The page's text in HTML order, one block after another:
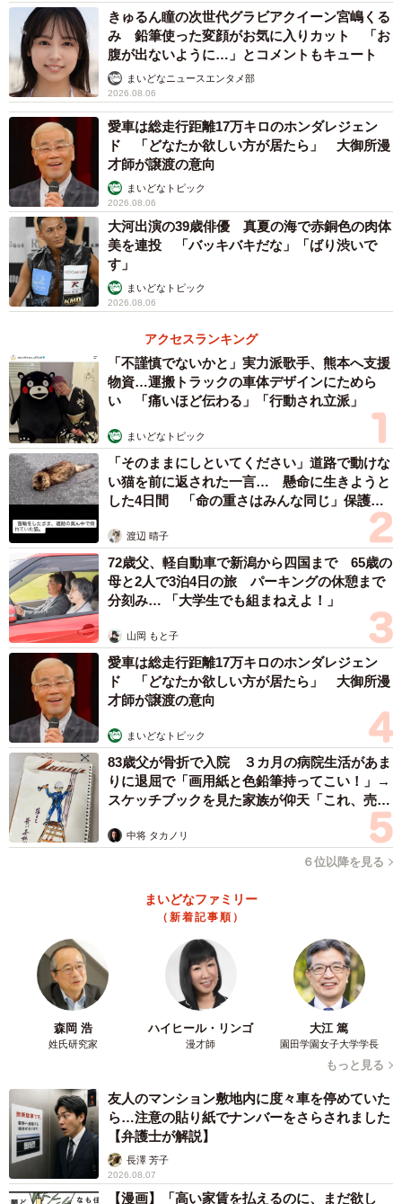
きゅるん瞳の次世代グラビアクイーン宮嶋くる
み 鉛筆使った変顔がお気に入りカット 「お
腹が出ないように…」とコメントもキュート
まいどなニュースエンタメ部
2026.08.06
愛車は総走行距離17万キロのホンダレジェン
ド 「どなたか欲しい方が居たら」 大御所漫
才師が譲渡の意向
まいどなトピック
2026.08.06
大河出演の39歳俳優 真夏の海で赤銅色の肉体
美を連投 「バッキバキだな」「ばり渋いで
す」
まいどなトピック
2026.08.06
アクセスランキング
「不謹慎でないかと」実力派歌手、熊本へ支援
物資…運搬トラックの車体デザインにためら
い 「痛いほど伝わる」「行動され立派」
まいどなトピック
「そのままにしといてください」道路で動けな
い猫を前に返された一言… 懸命に生きようと
した4日間 「命の重さはみんな同じ」保護団
渡辺 晴子
72歳父、軽自動車で新潟から四国まで 65歳の
母と2人で3泊4日の旅 パーキングの休憩まで
分刻み… 「大学生でも組まねえよ！」
山岡 もと子
愛車は総走行距離17万キロのホンダレジェン
ド 「どなたか欲しい方が居たら」 大御所漫
才師が譲渡の意向
まいどなトピック
83歳父が骨折で入院 ３カ月の病院生活があま
りに退屈で「画用紙と色鉛筆持ってこい！」→
スケッチブックを見た家族が仰天「これ、売れ
中将 タカノリ
６位以降を見る
まいどなファミリー
（新着記事順）
森岡 浩
姓氏研究家
ハイヒール・リンゴ
漫才師
大江 篤
園田学園女子大学学長
もっと見る
友人のマンション敷地内に度々車を停めていた
ら…注意の貼り紙でナンバーをさらされました
【弁護士が解説】
長澤 芳子
2026.08.07
【漫画】「高い家賃を払えるのに、まだ欲し